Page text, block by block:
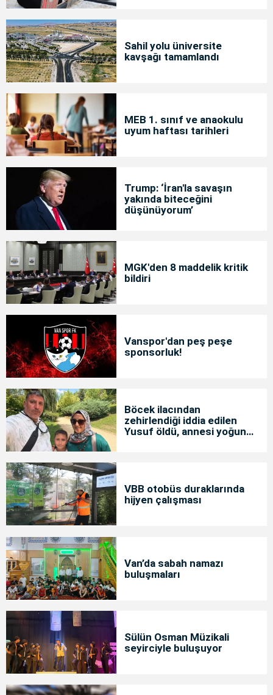
Sahil yolu üniversite
kavşağı tamamlandı
MEB 1. sınıf ve anaokulu
uyum haftası tarihleri
Trump: ‘İran'la savaşın
yakında biteceğini
düşünüyorum’
MGK'den 8 maddelik kritik
bildiri
Vanspor'dan peş peşe
sponsorluk!
Böcek ilacından
zehirlendiği iddia edilen
Yusuf öldü, annesi yoğun
VBB otobüs duraklarında
hijyen çalışması
Van’da sabah namazı
buluşmaları
Sülün Osman Müzikali
seyirciyle buluşuyor